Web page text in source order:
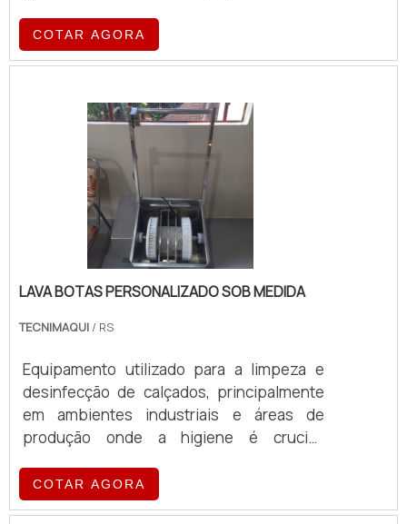
oferecem eficiência e qualidade no
preparo de café, atendendo a diferentes
COTAR AGORA
LAVA BOTAS PERSONALIZADO SOB MEDIDA
TECNIMAQUI / RS
Equipamento utilizado para a limpeza e
desinfecção de calçados, principalmente
em ambientes industriais e áreas de
produção onde a higiene é crucial.
chapas de 1,5mm de espessura Escova
carretel em cerdas de nylon acionada por
COTAR AGORA